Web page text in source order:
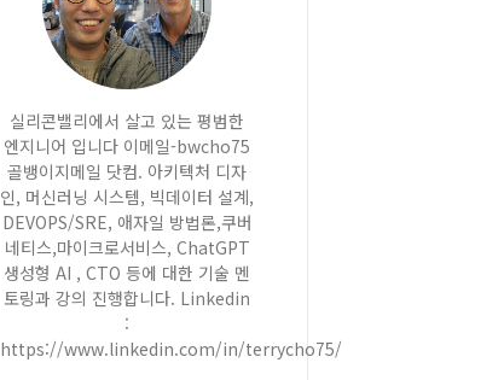
실리콘밸리에서 살고 있는 평범한
엔지니어 입니다 이메일-bwcho75
골뱅이지메일 닷컴. 아키텍처 디자
인, 머신러닝 시스템, 빅데이터 설계,
DEVOPS/SRE, 애자일 방법론,쿠버
네티스,마이크로서비스, ChatGPT
생성형 AI , CTO 등에 대한 기술 멘
토링과 강의 진행합니다. Linkedin
:
https://www.linkedin.com/in/terrycho75/